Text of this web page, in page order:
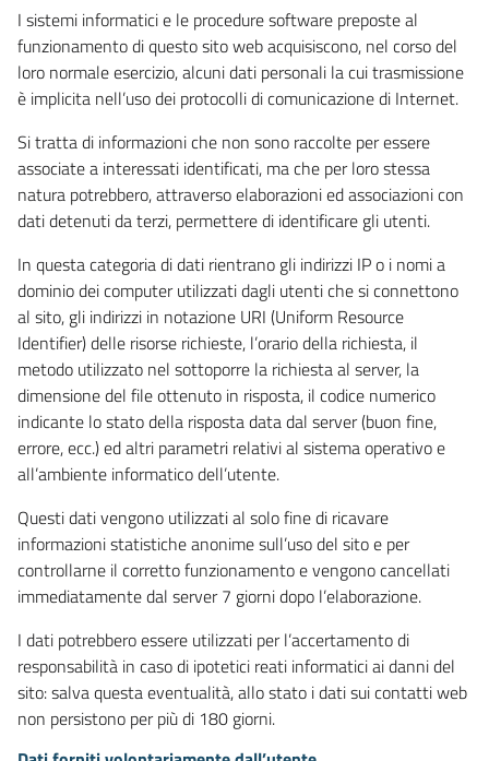
I sistemi informatici e le procedure software preposte al
funzionamento di questo sito web acquisiscono, nel corso del
loro normale esercizio, alcuni dati personali la cui trasmissione
è implicita nell’uso dei protocolli di comunicazione di Internet.
Si tratta di informazioni che non sono raccolte per essere
associate a interessati identificati, ma che per loro stessa
natura potrebbero, attraverso elaborazioni ed associazioni con
dati detenuti da terzi, permettere di identificare gli utenti.
In questa categoria di dati rientrano gli indirizzi IP o i nomi a
dominio dei computer utilizzati dagli utenti che si connettono
al sito, gli indirizzi in notazione URI (Uniform Resource
Identifier) delle risorse richieste, l’orario della richiesta, il
metodo utilizzato nel sottoporre la richiesta al server, la
dimensione del file ottenuto in risposta, il codice numerico
indicante lo stato della risposta data dal server (buon fine,
errore, ecc.) ed altri parametri relativi al sistema operativo e
all’ambiente informatico dell’utente.
Questi dati vengono utilizzati al solo fine di ricavare
informazioni statistiche anonime sull’uso del sito e per
controllarne il corretto funzionamento e vengono cancellati
immediatamente dal server 7 giorni dopo l’elaborazione.
I dati potrebbero essere utilizzati per l’accertamento di
responsabilità in caso di ipotetici reati informatici ai danni del
sito: salva questa eventualità, allo stato i dati sui contatti web
non persistono per più di 180 giorni.